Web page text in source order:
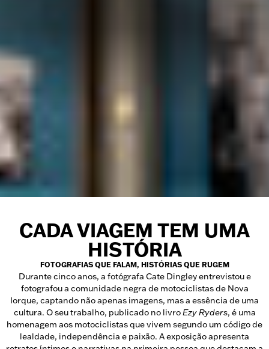
CADA VIAGEM TEM UMA
HISTÓRIA
FOTOGRAFIAS QUE FALAM, HISTÓRIAS QUE RUGEM
Durante cinco anos, a fotógrafa Cate Dingley entrevistou e
fotografou a comunidade negra de motociclistas de Nova
Iorque, captando não apenas imagens, mas a essência de uma
cultura. O seu trabalho, publicado no livroEzy Ryders, é uma
homenagem aos motociclistas que vivem segundo um código de
lealdade, independência e paixão. A exposição apresenta